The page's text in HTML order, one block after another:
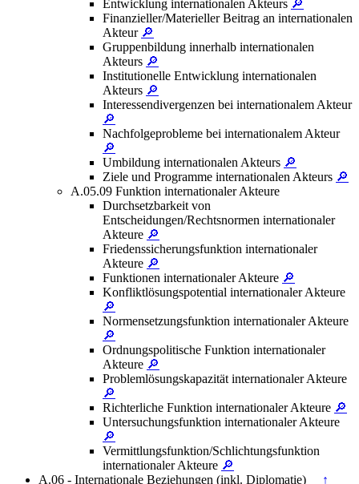
Entwicklung internationalen Akteurs 🔎
Finanzieller/Materieller Beitrag an internationalen
Akteur 🔎
Gruppenbildung innerhalb internationalen
Akteurs 🔎
Institutionelle Entwicklung internationalen
Akteurs 🔎
Interessendivergenzen bei internationalem Akteur
🔎
Nachfolgeprobleme bei internationalem Akteur
🔎
Umbildung internationalen Akteurs 🔎
Ziele und Programme internationalen Akteurs 🔎
A.05.09 Funktion internationaler Akteure
Durchsetzbarkeit von
Entscheidungen/Rechtsnormen internationaler
Akteure 🔎
Friedenssicherungsfunktion internationaler
Akteure 🔎
Funktionen internationaler Akteure 🔎
Konfliktlösungspotential internationaler Akteure
🔎
Normensetzungsfunktion internationaler Akteure
🔎
Ordnungspolitische Funktion internationaler
Akteure 🔎
Problemlösungskapazität internationaler Akteure
🔎
Richterliche Funktion internationaler Akteure 🔎
Untersuchungsfunktion internationaler Akteure
🔎
Vermittlungsfunktion/Schlichtungsfunktion
internationaler Akteure 🔎
A.06 - Internationale Beziehungen (inkl. Diplomatie)
↑